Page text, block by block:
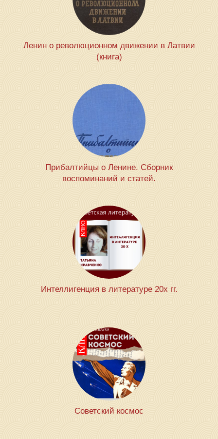
Ленин о революционном движении в Латвии
(книга)
Прибалтийцы о Ленине. Сборник
воспоминаний и статей.
Интеллигенция в литературе 20х гг.
Советский космос